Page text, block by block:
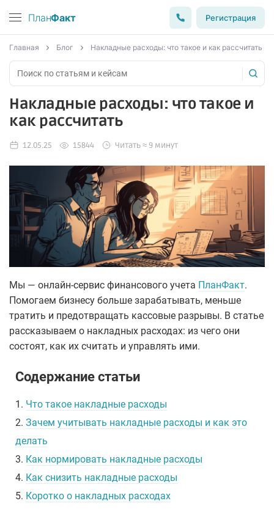
ПланФакт Регистрация
Главная Блог Накладные расходы: что такое и как рассчитать
Накладные расходы: что такое и
как рассчитать
12.05.25 15844 Читать ≈ 9 минут
Мы — онлайн-сервис финансового учета ПланФакт.
Помогаем бизнесу больше зарабатывать, меньше
тратить и предотвращать кассовые разрывы. В статье
рассказываем о накладных расходах: из чего они
состоят, как их считать и управлять ими.
Содержание статьи
1. Что такое накладные расходы
2. Зачем учитывать накладные расходы и как это
делать
3. Как нормировать накладные расходы
4. Как снизить накладные расходы
5. Коротко о накладных расходах